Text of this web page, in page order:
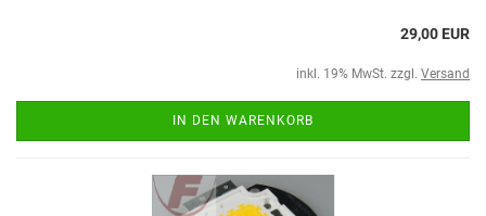
29,00 EUR
inkl. 19% MwSt. zzgl. Versand
IN DEN WARENKORB